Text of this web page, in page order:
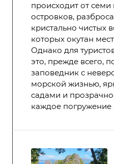
происходит от семи
островков,
кристально чистых
которых окутан
Однако для
это, прежде всего,
заповедник с
морской жизнью,
садами и
каждое